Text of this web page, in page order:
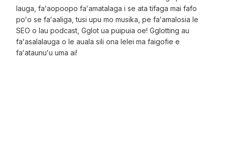
lauga, faʻaopoopo faʻamatalaga i se ata tifaga mai fafo
poʻo se faʻaaliga, tusi upu mo musika, pe faʻamalosia le
SEO o lau podcast, Gglot ua puipuia oe! Gglotting au
faʻasalalauga o le auala sili ona lelei ma faigofie e
faʻataunuʻu uma ai!